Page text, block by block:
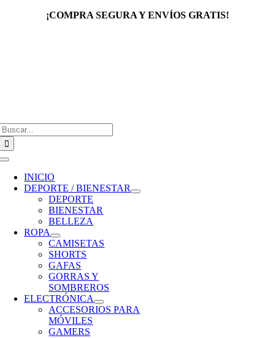
¡COMPRA SEGURA Y ENVÍOS GRATIS!
Toggle
Navigation
INICIO
DEPORTE / BIENESTAR
DEPORTE
BIENESTAR
BELLEZA
ROPA
CAMISETAS
SHORTS
GAFAS
GORRAS Y
SOMBREROS
ELECTRÓNICA
ACCESORIOS PARA
MÓVILES
GAMERS